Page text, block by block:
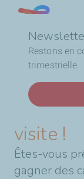
Restons en
trimestrielle.
Lebanon
d'Ariane
Accueil Le
DERNIÈRES
Le
visite !
Êtes-vous
gagner des